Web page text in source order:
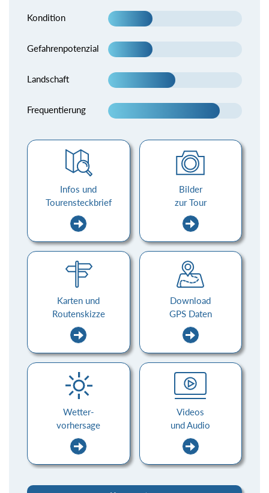
Kondition
Gefahrenpotenzial
Landschaft
Frequentierung
Infos und
Tourensteckbrief
Bilder
zur Tour
Karten und
Routenskizze
Download
GPS Daten
Wetter-
vorhersage
Videos
und Audio